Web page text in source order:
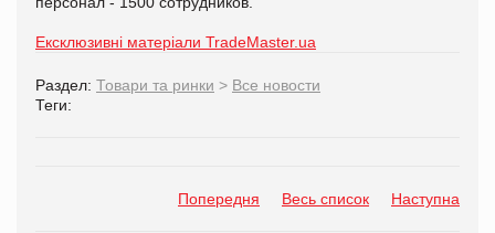
Ексклюзивні матеріали TradeMaster.ua
Раздел: Товари та ринки > Все новости
Теги:
Попередня Весь список Наступна